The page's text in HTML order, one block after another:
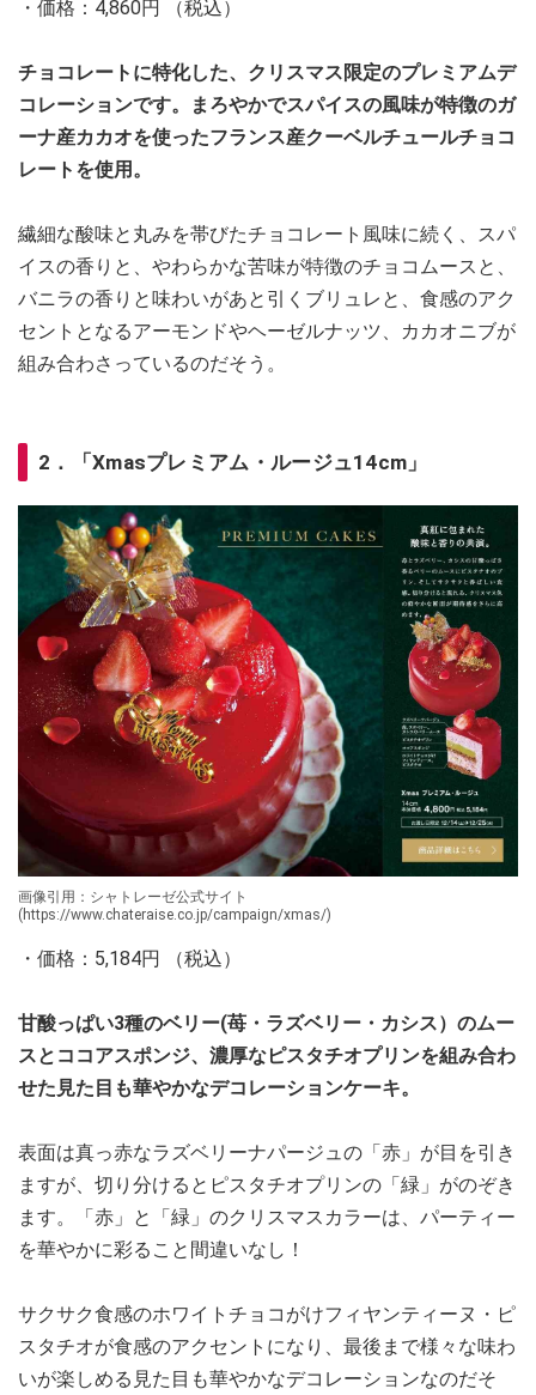
・価格：4,860円 （税込）
チョコレートに特化した、クリスマス限定のプレミアムデ
コレーションです。まろやかでスパイスの風味が特徴のガ
ーナ産カカオを使ったフランス産クーベルチュールチョコ
レートを使用。
繊細な酸味と丸みを帯びたチョコレート風味に続く、スパ
イスの香りと、やわらかな苦味が特徴のチョコムースと、
バニラの香りと味わいがあと引くブリュレと、食感のアク
セントとなるアーモンドやヘーゼルナッツ、カカオニブが
組み合わさっているのだそう。
2．「Xmasプレミアム・ルージュ14cm」
画像引用：シャトレーゼ公式サイト
(https://www.chateraise.co.jp/campaign/xmas/)
・価格：5,184円 （税込）
甘酸っぱい3種のベリー(苺・ラズベリー・カシス）のムー
スとココアスポンジ、濃厚なピスタチオプリンを組み合わ
せた見た目も華やかなデコレーションケーキ。
表面は真っ赤なラズベリーナパージュの「赤」が目を引き
ますが、切り分けるとピスタチオプリンの「緑」がのぞき
ます。「赤」と「緑」のクリスマスカラーは、パーティー
を華やかに彩ること間違いなし！
サクサク食感のホワイトチョコがけフィヤンティーヌ・ピ
スタチオが食感のアクセントになり、最後まで様々な味わ
いが楽しめる見た目も華やかなデコレーションなのだそ